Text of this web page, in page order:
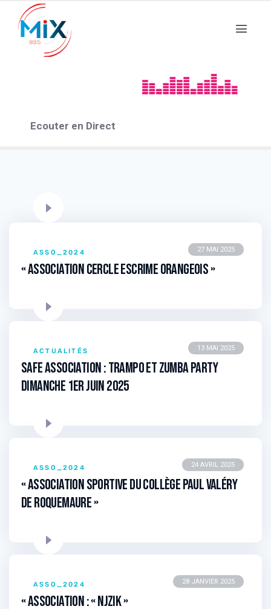
Ecouter en Direct
Des livres et vous 2022
15 EPISODES
27 MAI 2025
ASSO_2024
« Association Cercle Escrime Orangeois »
13 MAI 2025
ACTUALITÉS
SAFE Association : Trampo et Zumba Party
dimanche 1er juin 2025
24 AVRIL 2025
ASSO_2024
« Association Sportive du Collège Paul Valéry
de Roquemaure »
28 JANVIER 2025
ASSO_2024
« Association : « Njzik »